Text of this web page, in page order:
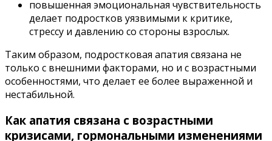
повышенная эмоциональная чувствительность
делает подростков уязвимыми к критике,
стрессу и давлению со стороны взрослых.
Таким образом, подростковая апатия связана не
только с внешними факторами, но и с возрастными
особенностями, что делает ее более выраженной и
нестабильной.
Как апатия связана с возрастными
кризисами, гормональными изменениями